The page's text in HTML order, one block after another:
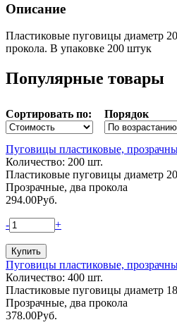
Описание
Пластиковые пуговицы диаметр
прокола. В упаковке 200 штук
Популярные товары
Сортировать по: Порядок
Пуговицы пластиковые,
Количество: 200 шт.
Пластиковые пуговицы диаметр
Прозрачные, два прокола
294.00Руб.
- +
Пуговицы пластиковые,
Количество: 400 шт.
Пластиковые пуговицы диаметр
Прозрачные, два прокола
378.00Руб.